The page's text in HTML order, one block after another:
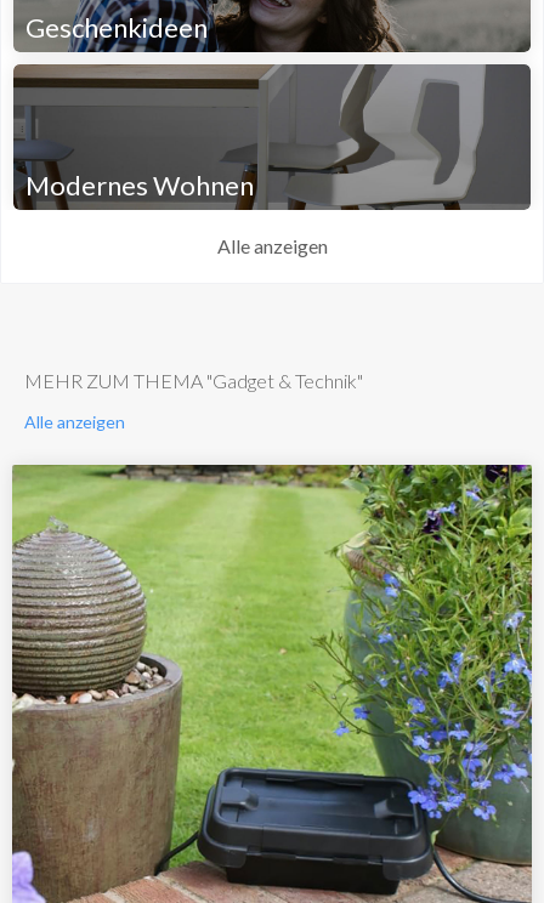
Geschenkideen
Modernes Wohnen
Alle anzeigen
MEHR ZUM THEMA "Gadget & Technik"
Alle anzeigen